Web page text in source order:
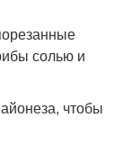
солью и
чтобы